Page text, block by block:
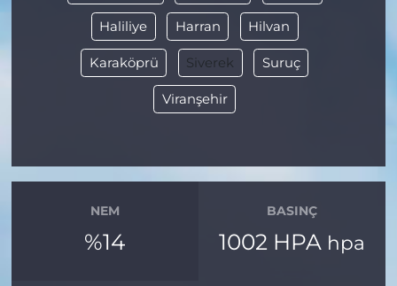
Haliliye Harran Hilvan
Karaköprü Siverek Suruç
Viranşehir
NEM
%14
BASINÇ
1002 HPA hpa